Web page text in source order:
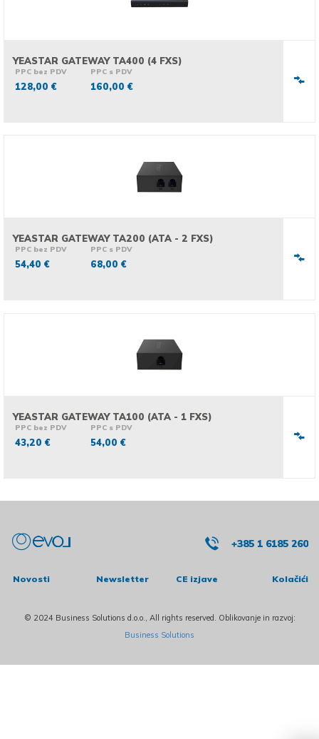
YEASTAR GATEWAY TA400 (4 FXS)
PPC bez PDV
128,00 €
PPC s PDV
160,00 €
YEASTAR GATEWAY TA200 (ATA - 2 FXS)
PPC bez PDV
54,40 €
PPC s PDV
68,00 €
YEASTAR GATEWAY TA100 (ATA - 1 FXS)
PPC bez PDV
43,20 €
PPC s PDV
54,00 €
Novosti Newsletter CE izjave Kolačići
+385 1 6185 260
© 2024 Business Solutions d.o.o., All rights reserved. Oblikovanje in razvoj:
Business Solutions